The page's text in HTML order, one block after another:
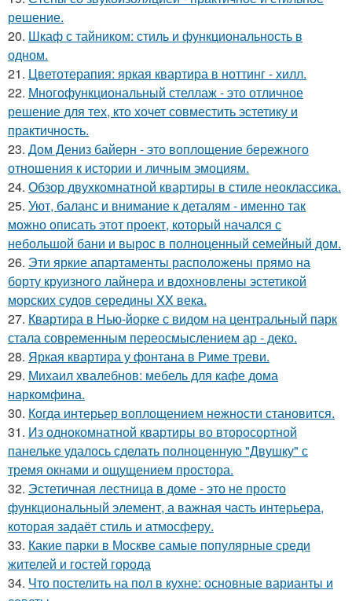
решение.
20. Шкаф с тайником: стиль и функциональность в
одном.
21. Цветотерапия: яркая квартира в ноттинг - хилл.
22. Многофункциональный стеллаж - это отличное
решение для тех, кто хочет совместить эстетику и
практичность.
23. Дом Дениз байерн - это воплощение бережного
отношения к истории и личным эмоциям.
24. Обзор двухкомнатной квартиры в стиле неоклассика.
25. Уют, баланс и внимание к деталям - именно так
можно описать этот проект, который начался с
небольшой бани и вырос в полноценный семейный дом.
26. Эти яркие апартаменты расположены прямо на
борту круизного лайнера и вдохновлены эстетикой
морских судов середины XX века.
27. Квартира в Нью-йорке с видом на центральный парк
стала современным переосмыслением ар - деко.
28. Яркая квартира у фонтана в Риме треви.
29. Михаил хвалебнов: мебель для кафе дома
наркомфина.
30. Когда интерьер воплощением нежности становится.
31. Из однокомнатной квартиры во второсортной
панельке удалось сделать полноценную "Двушку" с
тремя окнами и ощущением простора.
32. Эстетичная лестница в доме - это не просто
функциональный элемент, а важная часть интерьера,
которая задаёт стиль и атмосферу.
33. Какие парки в Москве самые популярные среди
жителей и гостей города
34. Что постелить на пол в кухне: основные варианты и